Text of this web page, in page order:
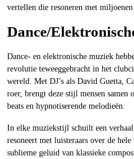
vertellen die resoneren met miljoenen
Dance/
Dance- en elektronische muziek
revolutie teweeggebracht in het
wereld. Met DJ’s als David Guetta,
roer, brengt deze stijl mensen samen
beats en hypnotiserende melodieën.
In elke muziekstijl schuilt een
resoneert met luisteraars over de
sublieme geluid van klassieke